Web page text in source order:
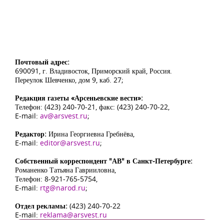
Почтовый адрес:
690091, г. Владивосток, Приморский край, Россия.
Переулок Шевченко, дом 9, каб. 27;
Редакция газеты «Арсеньевские вести»:
Телефон: (423) 240-70-21, факс: (423) 240-70-22,
E-mail: av@arsvest.ru;
Редактор: Ирина Георгиевна Гребнёва,
E-mail: editor@arsvest.ru;
Собственный корреспондент "АВ" в Санкт-Петербурге:
Романенко Татьяна Гаврииловна,
Телефон: 8-921-765-5754,
E-mail: rtg@narod.ru;
Отдел рекламы: (423) 240-70-22
E-mail: reklama@arsvest.ru